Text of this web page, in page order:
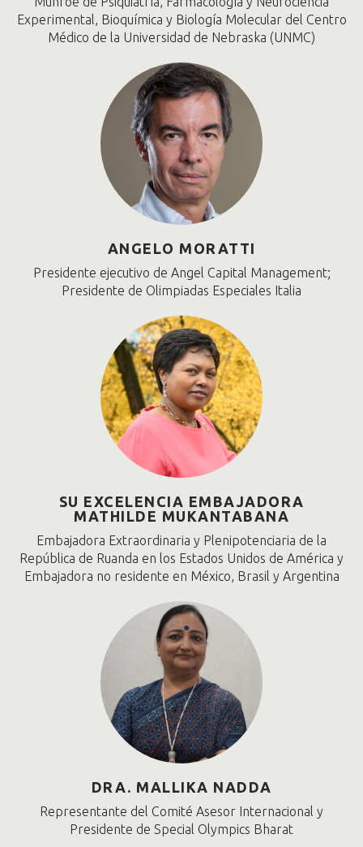
Experimental, Bioquímica y Biología Molecular del Centro
Médico de la Universidad de Nebraska (UNMC)
ANGELO MORATTI
Presidente ejecutivo de Angel Capital Management;
Presidente de Olimpiadas Especiales Italia
SU EXCELENCIA EMBAJADORA
MATHILDE MUKANTABANA
Embajadora Extraordinaria y Plenipotenciaria de la
República de Ruanda en los Estados Unidos de América y
Embajadora no residente en México, Brasil y Argentina
DRA. MALLIKA NADDA
Representante del Comité Asesor Internacional y
Presidente de Special Olympics Bharat